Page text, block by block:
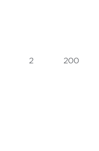
2 200